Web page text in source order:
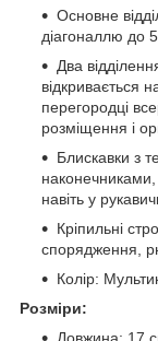
Основне
діагоналлю до
Два
відкривається
перегородці
розміщення і
Блискавки з
навіть у
Кріпильні
спорядження,
Колір:
Розміри:
Довжина: 17